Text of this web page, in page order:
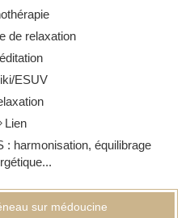
de relaxation
ESUV
Lien
: harmonisation, équilibrage
sur médoucine